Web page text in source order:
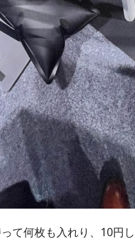
て何枚も入れり、10円し